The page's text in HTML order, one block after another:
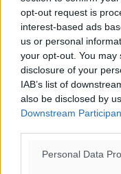
opt-out request is
interest-based ads
us or personal
your opt-out. You
disclosure of your
IAB’s list of
also be disclosed by
Downstream
Personal Data
ήθελε, τουλάχιστον
29.01.23, 16:51